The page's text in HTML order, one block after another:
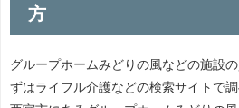
方
グループホームみどりの風などの施設
ずはライフル介護などの検索サイトで